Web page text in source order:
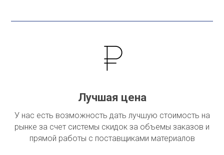
Лучшая цена
У нас есть возможность дать лучшую стоимость на
рынке за счет системы скидок за объемы заказов и
прямой работы с поставщиками материалов